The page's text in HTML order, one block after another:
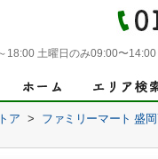
18:00 土曜日のみ09:00〜14:00
ア > ファミリーマート 盛